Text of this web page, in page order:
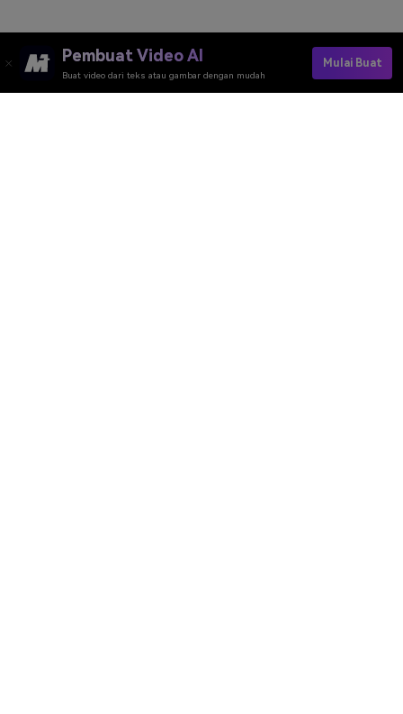
Pembuat Video AI
Buat video dari teks atau gambar dengan mudah
Mulai Buat